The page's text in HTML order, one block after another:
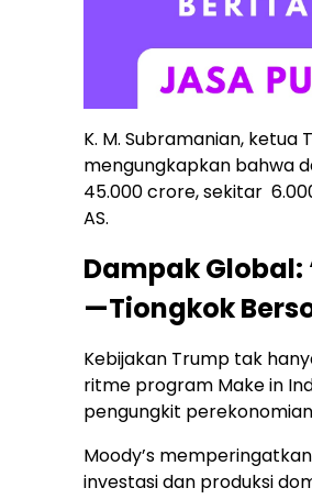
K. M. Subramanian, ketua
mengungkapkan bahwa
45.000 crore, sekitar ₹
AS.
Dampak
—Tiongkok
Kebijakan Trump tak
ritme program Make in
pengungkit
Moody’s
investasi dan produksi